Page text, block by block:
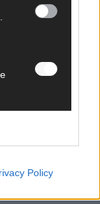
Policy
–